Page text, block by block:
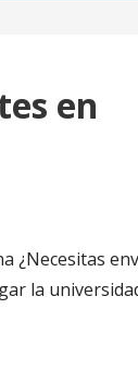
en
¿Necesitas
la